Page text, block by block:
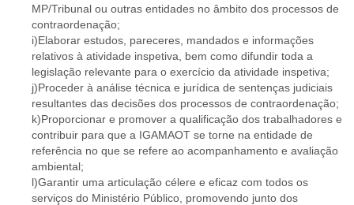
MP/Tribunal ou outras entidades no âmbito dos processos de
contraordenação;
i)Elaborar estudos, pareceres, mandados e informações
relativos à atividade inspetiva, bem como difundir toda a
legislação relevante para o exercício da atividade inspetiva;
j)Proceder à análise técnica e jurídica de sentenças judiciais
resultantes das decisões dos processos de contraordenação;
k)Proporcionar e promover a qualificação dos trabalhadores e
contribuir para que a IGAMAOT se torne na entidade de
referência no que se refere ao acompanhamento e avaliação
ambiental;
l)Garantir uma articulação célere e eficaz com todos os
serviços do Ministério Público, promovendo junto dos